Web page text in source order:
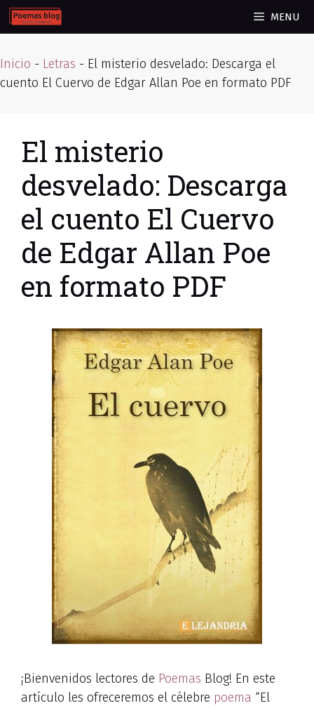
Skip
to
MENU
Inicio - Letras - El misterio desvelado: Descarga el
cuento El Cuervo de Edgar Allan Poe en formato PDF
El misterio
desvelado: Descarga
el cuento El Cuervo
de Edgar Allan Poe
en formato PDF
¡Bienvenidos lectores de Poemas Blog! En este
artículo les ofreceremos el célebre poema “El